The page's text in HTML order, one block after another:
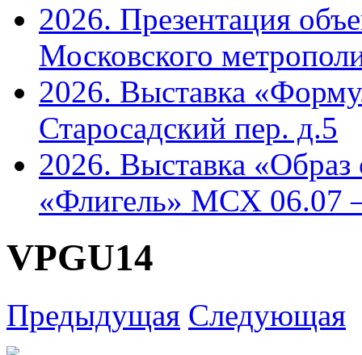
2026. Презентация
Московского
2026. Выставка
Старосадский пер. д.5
2026. Выставка «Образ
«Флигель» МСХ 06.07
VPGU14
Предыдущая Следующая